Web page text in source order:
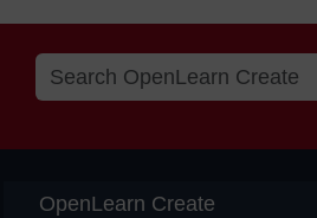
OpenLearn Create